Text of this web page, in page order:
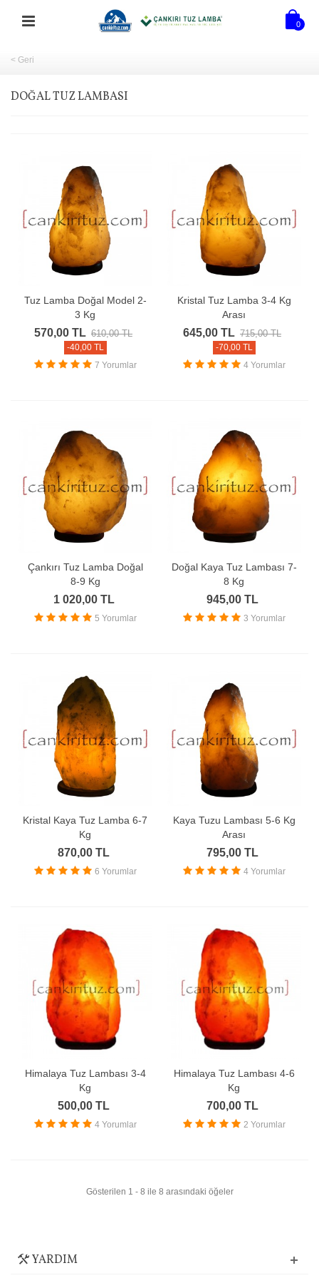
0
< Geri
DOĞAL TUZ LAMBASI
Tuz Lamba Doğal Model 2-
3 Kg
570,00 TL 610,00 TL
-40,00 TL
7 Yorumlar
Kristal Tuz Lamba 3-4 Kg
Arası
645,00 TL 715,00 TL
-70,00 TL
4 Yorumlar
Çankırı Tuz Lamba Doğal
8-9 Kg
1 020,00 TL
5 Yorumlar
Doğal Kaya Tuz Lambası 7-
8 Kg
945,00 TL
3 Yorumlar
Kristal Kaya Tuz Lamba 6-7
Kg
870,00 TL
6 Yorumlar
Kaya Tuzu Lambası 5-6 Kg
Arası
795,00 TL
4 Yorumlar
Himalaya Tuz Lambası 3-4
Kg
500,00 TL
4 Yorumlar
Himalaya Tuz Lambası 4-6
Kg
700,00 TL
2 Yorumlar
Gösterilen 1 - 8 ile 8 arasındaki öğeler
YARDIM